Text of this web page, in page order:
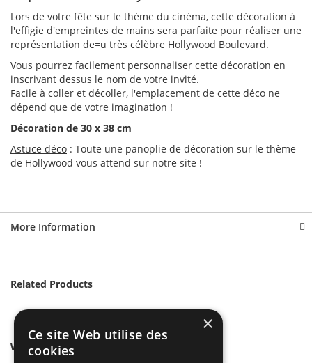
Lors de votre fête sur le thème du cinéma, cette décoration à
l'effigie d'empreintes de mains sera parfaite pour réaliser une
représentation de=u très célèbre Hollywood Boulevard.
Vous pourrez facilement personnaliser cette décoration en
inscrivant dessus le nom de votre invité.
Facile à coller et décoller, l'emplacement de cette déco ne
dépend que de votre imagination !
Décoration de 30 x 38 cm
Astuce déco : Toute une panoplie de décoration sur le thème
de Hollywood vous attend sur notre site !
More Information
Related Products
We found other products you might like!
×
Ce site Web utilise des
cookies